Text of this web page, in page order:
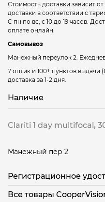
Стоимость доставки зависит
доставки в соответствии с
С пн по вс, с 10 до 19 часов.
оплате онлайн.
Самовывоз
Манежный переулок 2.
7 оптик и 100+ пунктов выдачи
доставка за 1-2 дня.
Наличие
Clariti 1 day multifocal,
Манежный пер 2
Регистрационное
Все товары